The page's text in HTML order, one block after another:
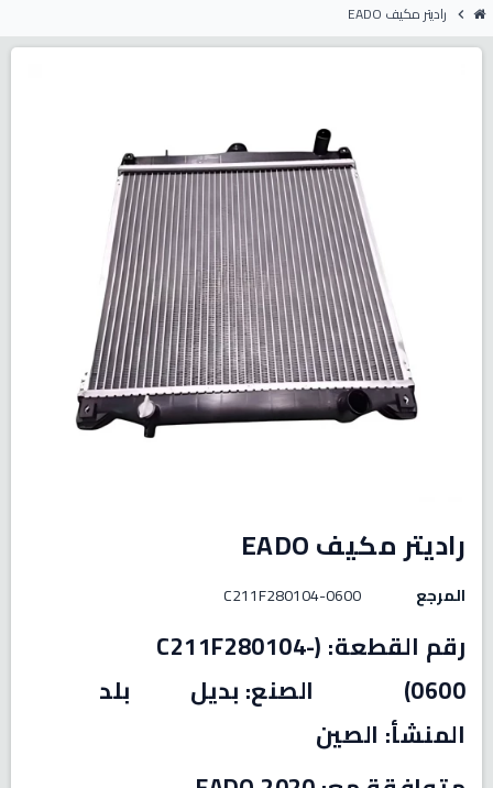
chevron_right راديتر مكيف EADO
راديتر مكيف EADO
المرجع C211F280104-0600
رقم القطعة: (C211F280104-
0600) الصنع: بديل بلد
المنشأ: الصين